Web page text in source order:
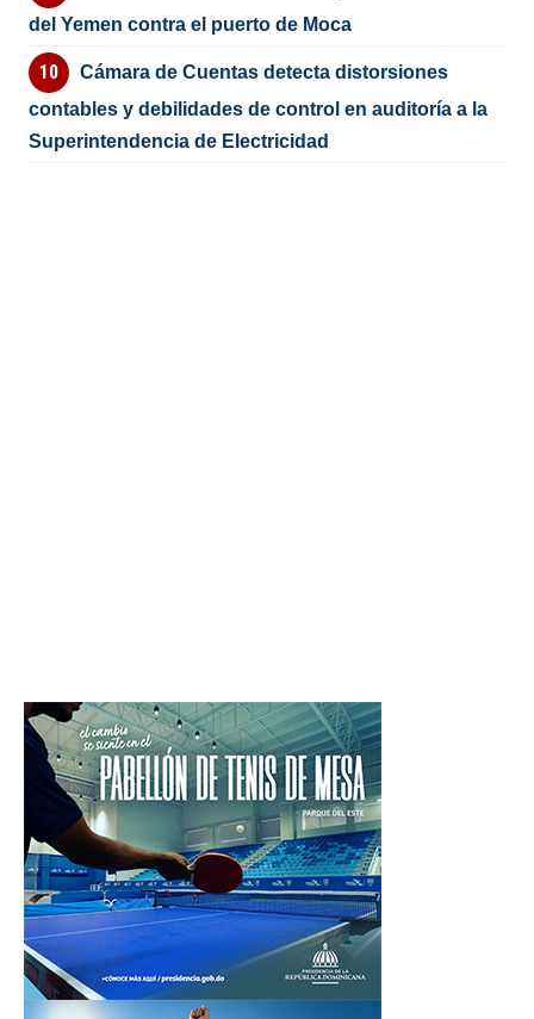
del Yemen contra el puerto de Moca
Cámara de Cuentas detecta distorsiones
contables y debilidades de control en auditoría a la
Superintendencia de Electricidad